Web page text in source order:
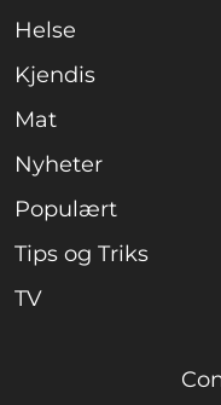
Helse
Kjendis
Mat
Nyheter
Populært
Tips og Triks
TV